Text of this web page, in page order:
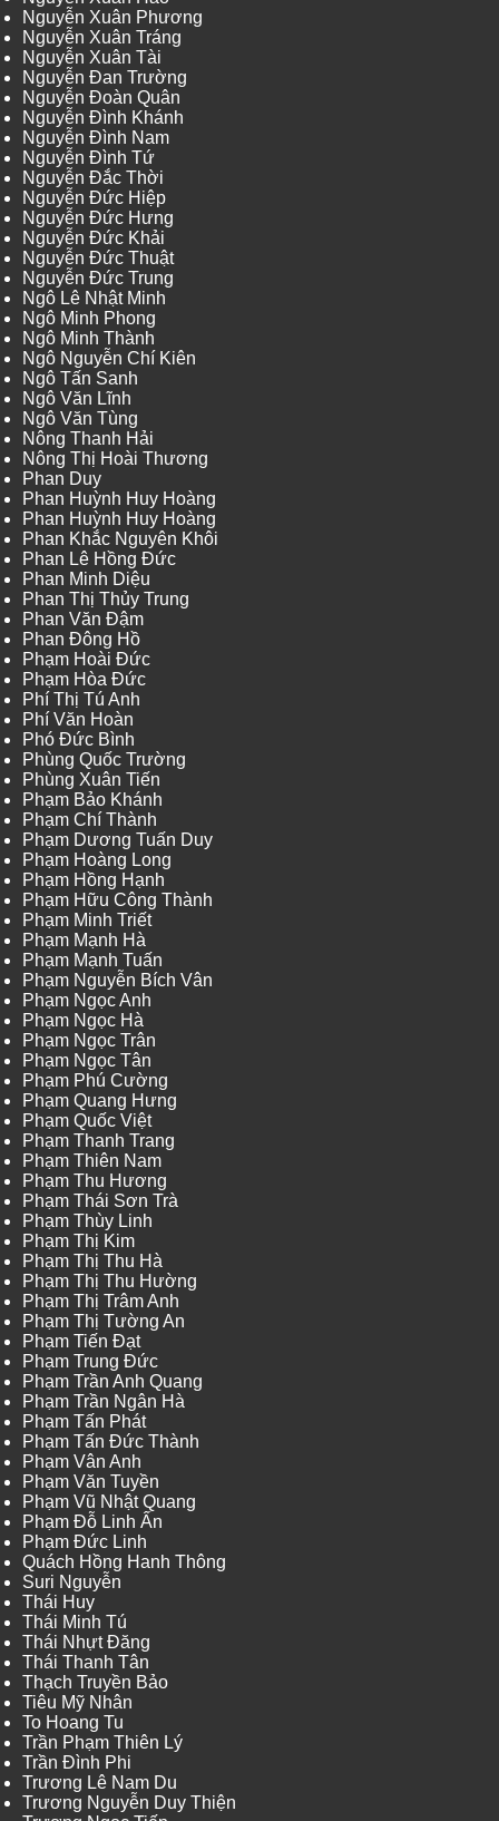
Nguyễn Xuân Phương
Nguyễn Xuân Tráng
Nguyễn Xuân Tài
Nguyễn Đan Trường
Nguyễn Đoàn Quân
Nguyễn Đình Khánh
Nguyễn Đình Nam
Nguyễn Đình Tứ
Nguyễn Đắc Thời
Nguyễn Đức Hiệp
Nguyễn Đức Hưng
Nguyễn Đức Khải
Nguyễn Đức Thuật
Nguyễn Đức Trung
Ngô Lê Nhật Minh
Ngô Minh Phong
Ngô Minh Thành
Ngô Nguyễn Chí Kiên
Ngô Tấn Sanh
Ngô Văn Lĩnh
Ngô Văn Tùng
Nông Thanh Hải
Nông Thị Hoài Thương
Phan Duy
Phan Huỳnh Huy Hoàng
Phan Huỳnh Huy Hoàng
Phan Khắc Nguyên Khôi
Phan Lê Hồng Đức
Phan Minh Diệu
Phan Thị Thủy Trung
Phan Văn Đậm
Phan Đông Hồ
Phạm Hoài Đức
Phạm Hòa Đức
Phí Thị Tú Anh
Phí Văn Hoàn
Phó Đức Bình
Phùng Quốc Trường
Phùng Xuân Tiến
Phạm Bảo Khánh
Phạm Chí Thành
Phạm Dương Tuấn Duy
Phạm Hoàng Long
Phạm Hồng Hạnh
Phạm Hữu Công Thành
Phạm Minh Triết
Phạm Mạnh Hà
Phạm Mạnh Tuấn
Phạm Nguyễn Bích Vân
Phạm Ngọc Anh
Phạm Ngọc Hà
Phạm Ngọc Trân
Phạm Ngọc Tân
Phạm Phú Cường
Phạm Quang Hưng
Phạm Quốc Việt
Phạm Thanh Trang
Phạm Thiên Nam
Phạm Thu Hương
Phạm Thái Sơn Trà
Phạm Thùy Linh
Phạm Thị Kim
Phạm Thị Thu Hà
Phạm Thị Thu Hường
Phạm Thị Trâm Anh
Phạm Thị Tường An
Phạm Tiến Đạt
Phạm Trung Đức
Phạm Trần Anh Quang
Phạm Trần Ngân Hà
Phạm Tấn Phát
Phạm Tấn Đức Thành
Phạm Vân Anh
Phạm Văn Tuyền
Phạm Vũ Nhật Quang
Phạm Đỗ Linh Ấn
Phạm Đức Linh
Quách Hồng Hanh Thông
Suri Nguyễn
Thái Huy
Thái Minh Tú
Thái Nhựt Đăng
Thái Thanh Tân
Thạch Truyền Bảo
Tiêu Mỹ Nhân
To Hoang Tu
Trần Phạm Thiên Lý
Trần Đình Phi
Trương Lê Nam Du
Trương Nguyễn Duy Thiện